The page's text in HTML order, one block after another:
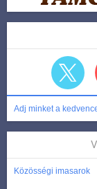
Adj minket a
Közösségi imasarok